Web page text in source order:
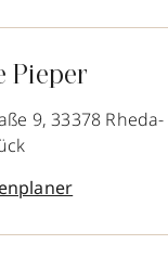
Pieper
9, 33378 Rheda-